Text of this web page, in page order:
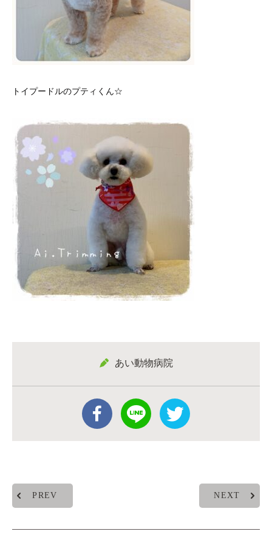
トイプードルのプティくん☆
あい動物病院
PREV NEXT